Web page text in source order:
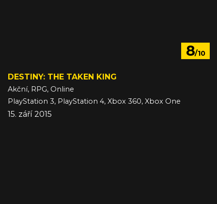
8/10
DESTINY: THE TAKEN KING
Akční, RPG, Online
PlayStation 3, PlayStation 4, Xbox 360, Xbox One
15. září 2015